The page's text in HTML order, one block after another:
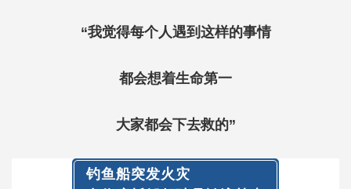
“我觉得每个人遇到这样的事情
都会想着生命第一
大家都会下去救的”
钓鱼船突发火灾